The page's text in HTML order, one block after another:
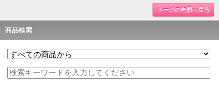
ページの先頭へ戻る
商品検索